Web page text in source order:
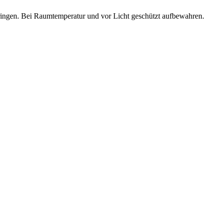
Bei Raumtemperatur und vor Licht geschützt aufbewahren.